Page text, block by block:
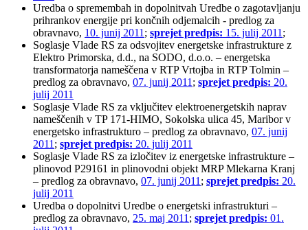
Uredba o spremembah in dopolnitvah Uredbe o zagotavljanju
prihrankov energije pri končnih odjemalcih - predlog za
obravnavo, 10. junij 2011 ; sprejet predpis: 15. julij 2011 ;
Soglasje Vlade RS za odsvojitev energetske infrastrukture z
Elektro Primorska, d.d., na SODO, d.o.o. – energetska
transformatorja nameščena v RTP Vrtojba in RTP Tolmin –
predlog za obravnavo, 07. junij 2011 ; sprejet predpis: 20.
julij 2011
Soglasje Vlade RS za vključitev elektroenergetskih naprav
nameščenih v TP 171-HIMO, Sokolska ulica 45, Maribor v
energetsko infrastrukturo – predlog za obravnavo, 07. junij
2011 ; sprejet predpis: 20. julij 2011
Soglasje Vlade RS za izločitev iz energetske infrastrukture –
plinovod P29161 in plinovodni objekt MRP Mlekarna Kranj
– predlog za obravnavo, 07. junij 2011 ; sprejet predpis: 20.
julij 2011
Uredba o dopolnitvi Uredbe o energetski infrastrukturi –
predlog za obravnavo, 25. maj 2011 ; sprejet predpis: 01.